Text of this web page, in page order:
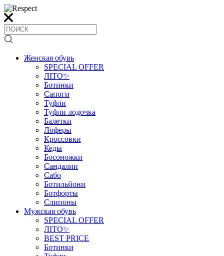
Женская обувь
SPECIAL OFFER
ЛІТО✨
Ботинки
Сапоги
Туфли
Туфли лодочка
Балетки
Лоферы
Кроссовки
Кеды
Босоножки
Сандалии
Сабо
Ботильйони
Ботфорты
Слипоны
Мужская обувь
SPECIAL OFFER
ЛІТО✨
BEST PRICE
Ботинки